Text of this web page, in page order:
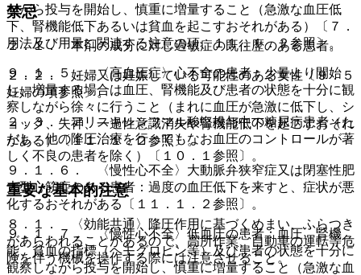
ながら投与を開始し、慎重に増量すること（急激な血圧低
下、腎機能低下あるいは貧血を起こすおそれがある）〔７．
用法及び用量に関連する注意の項、１１．１．２参照〕。
９．１．５． 〈高血圧症〉心不全の患者：少量より開始
し、増量する場合は血圧、腎機能及び患者の状態を十分に観
察しながら徐々に行うこと（まれに血圧が急激に低下し、シ
ョック、失神、一過性意識消失や腎機能低下を起こすおそれ
がある）〔１１．１．２参照〕。
９．１．６． 〈慢性心不全〉大動脈弁狭窄症又は閉塞性肥
大型心筋症のある患者：過度の血圧低下を来すと、症状が悪
化するおそれがある〔１１．１．２参照〕。
９．１．７． 〈慢性心不全〉低血圧の患者：血圧、腎機
能、貧血の指標（ヘモグロビン等）及び患者の状態を十分に
観察しながら投与を開始し、慎重に増量すること（急激な血
禁忌
２．１． 本剤の成分に対し過敏症の既往歴のある患者。
２．２． 妊婦又は妊娠している可能性のある女性〔９．５
妊婦の項参照〕。
２．３． アリスキレンフマル酸塩投与中の糖尿病患者（た
だし、他の降圧治療を行ってもなお血圧のコントロールが著
しく不良の患者を除く）〔１０．１参照〕。
重要な基本的注意
８．１． 〈効能共通〉降圧作用に基づくめまい、ふらつき
があらわれることがあるので、高所作業、自動車の運転等危
険を伴う機械を操作する際には注意させること。